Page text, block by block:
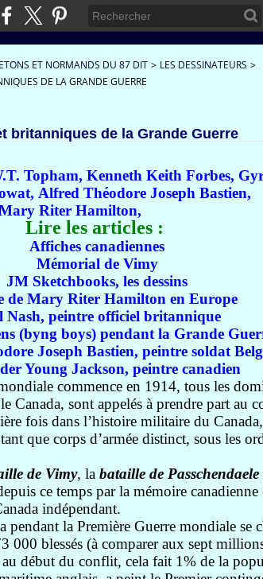
ET NORMANDS DU 87 DIT > LES DESSINATEURS >
DE LA GRANDE GUERRE
britanniques de la Grande Guerre
Topham, Kenneth Keith Forbes,
Alfred Théodore Joseph Bastien,
Riter Hamilton,
Lire les articles :
Affiches canadiennes
Mémorial de Vimy
JM Sketchbooks, les dessins
de Mary Riter Hamilton en Europe
Nash, peintre officiel britannique
(byng boys) pendant la Grande
Joseph Bastien, peintre soldat
Young Jackson, peintre canadien
commence en 1914, tous les
Canada, sont appelés à prendre part au
fois dans l’histoire militaire du
que corps d’armée distinct, sous les
de Vimy, la bataille de Passchendaele
ce temps par la mémoire
indépendant.
pendant la Première Guerre mondiale se
000 blessés (à comparer aux sept
début du conflit, cela fait 1% de la